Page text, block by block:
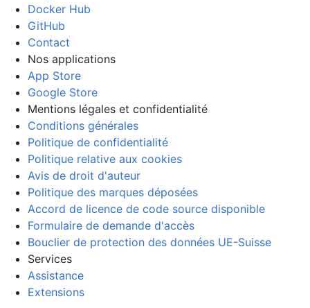
Docker Hub
GitHub
Contact
Nos applications
App Store
Google Store
Mentions légales et confidentialité
Conditions générales
Politique de confidentialité
Politique relative aux cookies
Avis de droit d'auteur
Politique des marques déposées
Accord de licence de code source disponible
Formulaire de demande d'accès
Bouclier de protection des données UE-Suisse
Services
Assistance
Extensions